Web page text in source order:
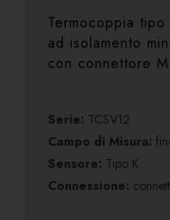
Termocoppia tipo
ad isolamento
con connettore
Serie: TCSV12
Campo di Misura:
Sensore: Tipo K
Connessione: